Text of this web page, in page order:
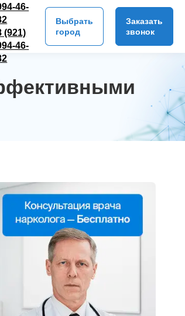
46-
(921)
46-
Выбрать
город
Заказать
звонок